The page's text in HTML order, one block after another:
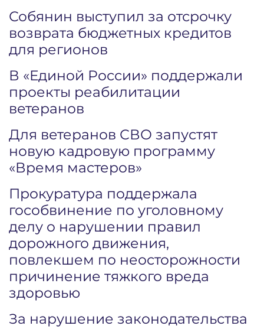
Собянин выступил за отсрочку
возврата бюджетных кредитов
для регионов
В «Единой России» поддержали
проекты реабилитации
ветеранов
Для ветеранов СВО запустят
новую кадровую программу
«Время мастеров»
Прокуратура поддержала
гособвинение по уголовному
делу о нарушении правил
дорожного движения,
повлекшем по неосторожности
причинение тяжкого вреда
здоровью
За нарушение законодательства